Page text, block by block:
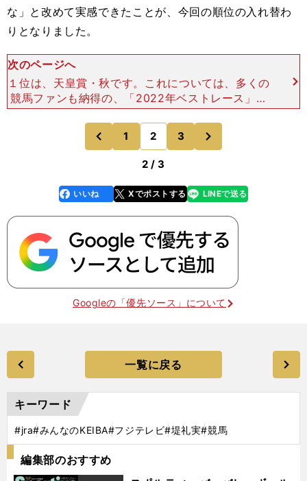
な」と改めて実感できたことが、今回の順位の入れ替わ
りとなりました。
次のページへ
１位は、天皇賞・秋です。これについては、多くの
競馬ファンも納得の、「2022年ベストレース」と
言っていいレースではないでしょうか。 逃げるパ
ンサラッサと追うイクイノックスの最後の叩き合い
は、最後の最
前
のページへ
1 2 3
2 / 3
faceboo
k
いいね Xでポストする
line LINEで送る
Googleの「優先ソース」について
一覧に戻る
キーワード
#jra#みんなのKEIBA#フジテレビ#堤礼実#競馬
編集部のおすすめ